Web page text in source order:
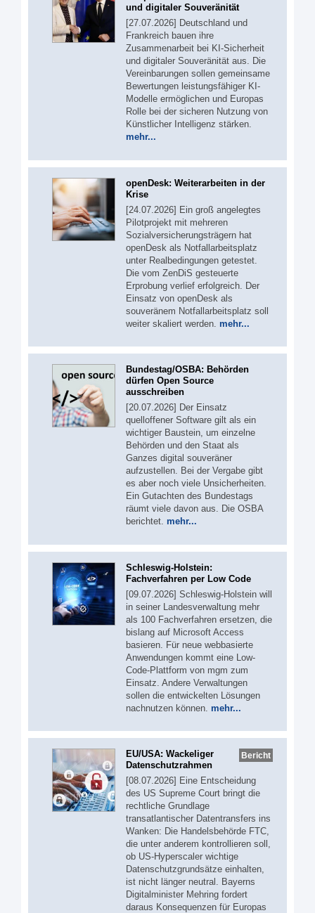
und digitaler Souveränität
[27.07.2026] Deutschland und
Frankreich bauen ihre
Zusammenarbeit bei KI-Sicherheit
und digitaler Souveränität aus. Die
Vereinbarungen sollen gemeinsame
Bewertungen leistungsfähiger KI-
Modelle ermöglichen und Europas
Rolle bei der sicheren Nutzung von
Künstlicher Intelligenz stärken.
mehr...
openDesk: Weiterarbeiten in der
Krise
[24.07.2026] Ein groß angelegtes
Pilotprojekt mit mehreren
Sozialversicherungsträgern hat
openDesk als Notfallarbeitsplatz
unter Realbedingungen getestet.
Die vom ZenDiS gesteuerte
Erprobung verlief erfolgreich. Der
Einsatz von openDesk als
souveränem Notfallarbeitsplatz soll
weiter skaliert werden. mehr...
Bundestag/OSBA: Behörden
dürfen Open Source
ausschreiben
[20.07.2026] Der Einsatz
quelloffener Software gilt als ein
wichtiger Baustein, um einzelne
Behörden und den Staat als
Ganzes digital souveräner
aufzustellen. Bei der Vergabe gibt
es aber noch viele Unsicherheiten.
Ein Gutachten des Bundestags
räumt viele davon aus. Die OSBA
berichtet. mehr...
Schleswig-Holstein:
Fachverfahren per Low Code
[09.07.2026] Schleswig-Holstein will
in seiner Landesverwaltung mehr
als 100 Fachverfahren ersetzen, die
bislang auf Microsoft Access
basieren. Für neue webbasierte
Anwendungen kommt eine Low-
Code-Plattform von mgm zum
Einsatz. Andere Verwaltungen
sollen die entwickelten Lösungen
nachnutzen können. mehr...
Bericht
EU/USA: Wackeliger
Datenschutzrahmen
[08.07.2026] Eine Entscheidung
des US Supreme Court bringt die
rechtliche Grundlage
transatlantischer Datentransfers ins
Wanken: Die Handelsbehörde FTC,
die unter anderem kontrollieren soll,
ob US-Hyperscaler wichtige
Datenschutzgrundsätze einhalten,
ist nicht länger neutral. Bayerns
Digitalminister Mehring fordert
daraus Konsequenzen für Europas